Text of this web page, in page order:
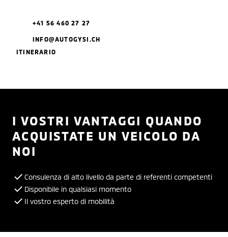
+41 56 460 27 27
INFO@AUTOGYSI.CH
ITINERARIO
I VOSTRI VANTAGGI QUANDO
ACQUISTATE UN VEICOLO DA
NOI
Consulenza di alto livello da parte di referenti competenti
Disponibile in qualsiasi momento
Il vostro esperto di mobilità